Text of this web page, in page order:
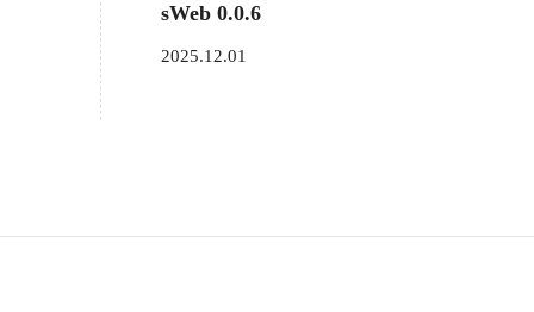
sWeb 0.0.6
2025.12.01